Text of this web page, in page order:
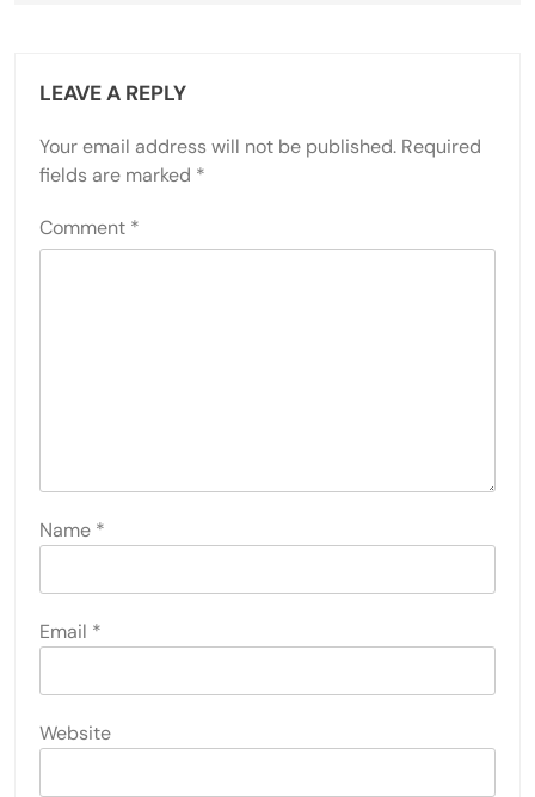
LEAVE A REPLY
Your email address will not be published. Required
fields are marked *
Comment *
Name *
Email *
Website